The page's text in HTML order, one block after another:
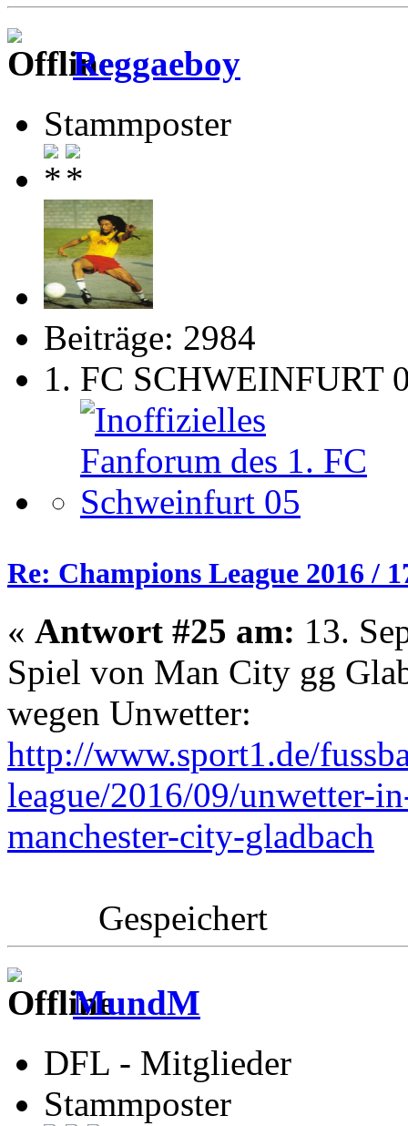
Reggaeboy
Stammposter
Beiträge: 2984
1. FC SCHWEINFURT
Re: Champions League 2016 /
« Antwort #25 am: 13.
Spiel von Man City gg
wegen Unwetter:
http://www.sport1.de/
league/2016/09/unwetter-
manchester-city-gladbach
Gespeichert
MundM
DFL - Mitglieder
Stammposter